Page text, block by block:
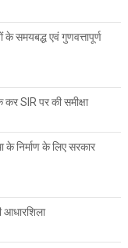
समयबद्ध एवं गुणवत्तापूर्ण
कर SIR पर की समीक्षा
निर्माण के लिए सरकार
आधारशिला